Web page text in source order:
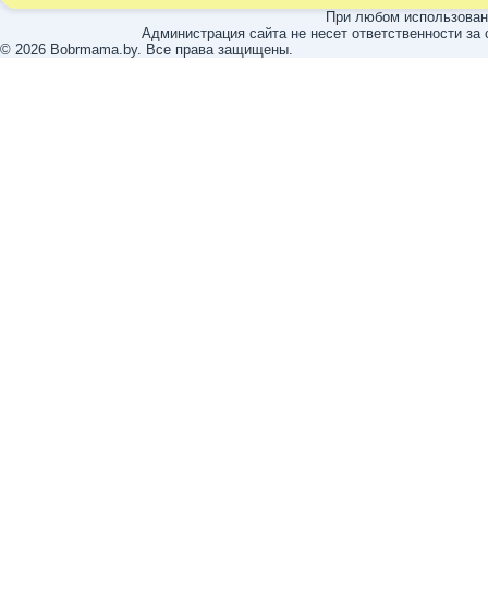
При любом
Администрация сайта не несет ответственности
© 2026 Bobrmama.by. Все права защищены.